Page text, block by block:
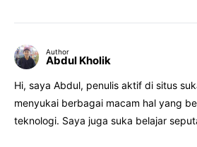
Author
Abdul Kholik
Hi, saya Abdul, penulis aktif di situs
menyukai berbagai macam hal yang
teknologi. Saya juga suka belajar